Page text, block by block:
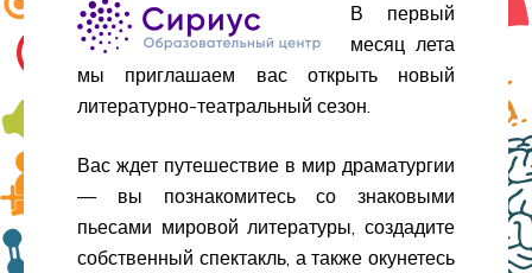
В первый
месяц лета
мы приглашаем вас открыть новый
литературно-театральный сезон.
Вас ждет путешествие в мир драматургии
— вы познакомитесь со знаковыми
пьесами мировой литературы, создадите
собственный спектакль, а также окунетесь